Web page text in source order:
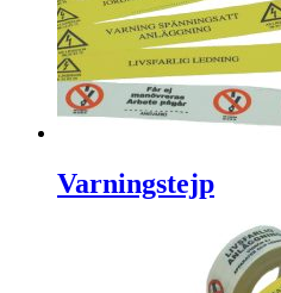
Varningstejp